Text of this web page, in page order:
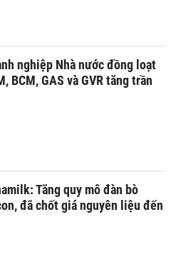
nghiệp Nhà nước đồng loạt
BCM, GAS và GVR tăng trần
Tăng quy mô đàn bò
đã chốt giá nguyên liệu đến